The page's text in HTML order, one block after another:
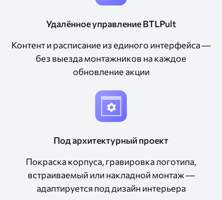
Удалённое управление BTLPult
Контент и расписание из единого интерфейса —
без выезда монтажников на каждое
обновление акции
Под архитектурный проект
Покраска корпуса, гравировка логотипа,
встраиваемый или накладной монтаж —
адаптируется под дизайн интерьера